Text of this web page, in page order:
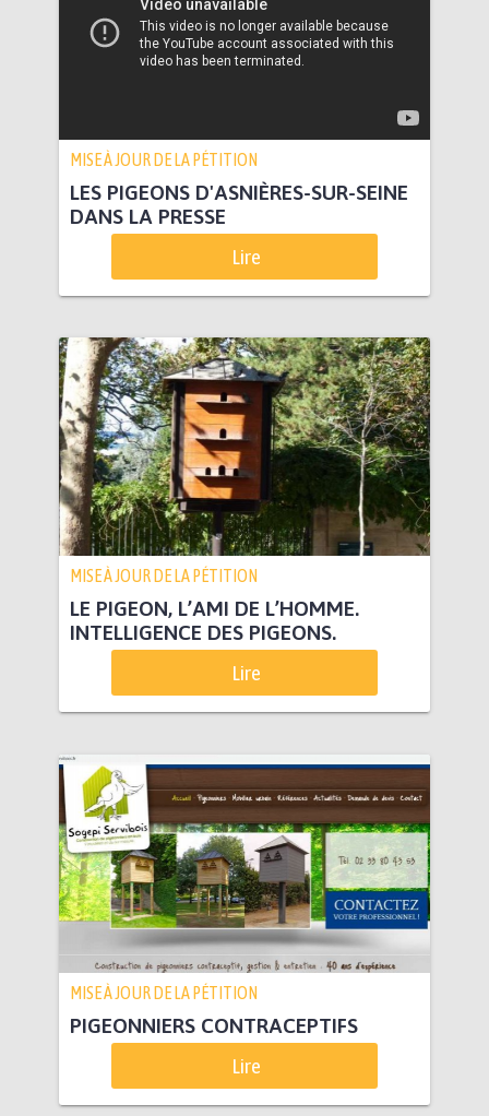
MISE À JOUR DE LA PÉTITION
LES PIGEONS D'ASNIÈRES-SUR-SEINE
DANS LA PRESSE
Lire
MISE À JOUR DE LA PÉTITION
LE PIGEON, L’AMI DE L’HOMME.
INTELLIGENCE DES PIGEONS.
Lire
MISE À JOUR DE LA PÉTITION
PIGEONNIERS CONTRACEPTIFS
Lire